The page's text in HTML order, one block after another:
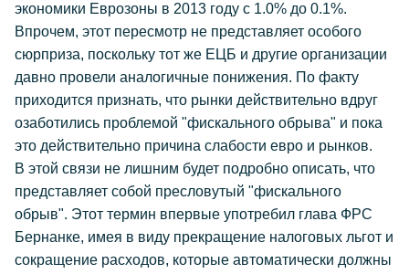
экономики Еврозоны в 2013 году с 1.0% до 0.1%.
Впрочем, этот пересмотр не представляет особого
сюрприза, поскольку тот же ЕЦБ и другие организации
давно провели аналогичные понижения. По факту
приходится признать, что рынки действительно вдруг
озаботились проблемой "фискального обрыва" и пока
это действительно причина слабости евро и рынков.
В этой связи не лишним будет подробно описать, что
представляет собой пресловутый "фискального
обрыв". Этот термин впервые употребил глава ФРС
Бернанке, имея в виду прекращение налоговых льгот и
сокращение расходов, которые автоматически должны